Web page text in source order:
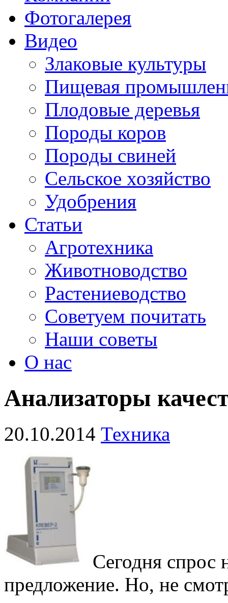
Фотогалерея
Видео
Злаковые культуры
Пищевая
Плодовые деревья
Породы коров
Породы свиней
Сельское хозяйство
Удобрения
Статьи
Агротехника
Животноводство
Растениеводство
Советуем почитать
Наши советы
О нас
Анализаторы
20.10.2014 Техника
Сегодня спрос
предложение. Но, не